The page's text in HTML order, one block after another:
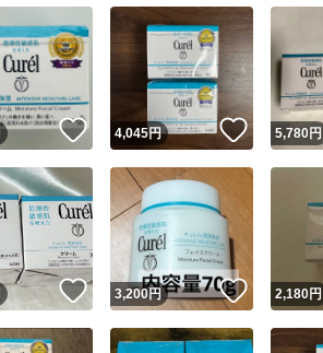
Yahoo!フ
安心取引出
安心取
取引実績
取引
他フリ
スピード&
商
いいね！
4,045円 いいね！
5,780円
いいね！
3,200円 いいね！
2,180円